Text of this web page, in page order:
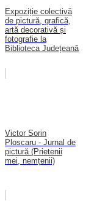
Expoziție colectivă
de pictură, grafică,
artă decorativă și
fotografie la
Biblioteca Județeană
Victor Sorin
Ploscaru - Jurnal de
pictură (Prietenii
mei, nemțenii)